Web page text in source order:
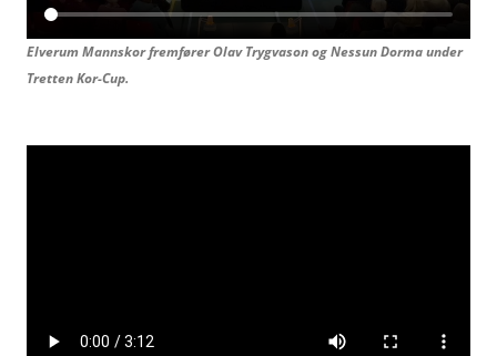
Elverum Mannskor fremfører Olav Trygvason ogNessun Dorma under
Tretten Kor-Cup.